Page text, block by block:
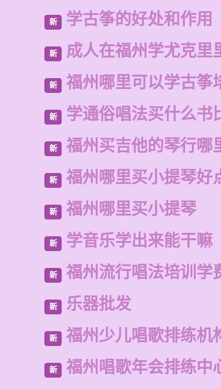
新 学古筝的好处和作用
新 成人在福州学尤克里
新 福州哪里可以学古筝
新 学通俗唱法买什么书
新 福州买吉他的琴行哪
新 福州哪里买小提琴好
新 福州哪里买小提琴
新 学音乐学出来能干嘛
新 福州流行唱法培训学
新 乐器批发
新 福州少儿唱歌排练机
新 福州唱歌年会排练中